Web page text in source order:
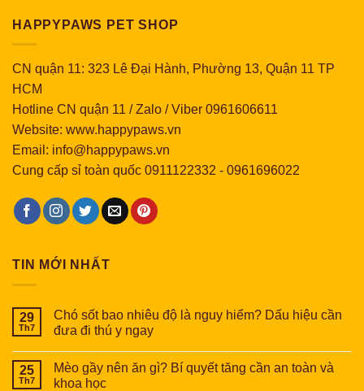
HAPPYPAWS PET SHOP
CN quận 11: 323 Lê Đại Hành, Phường 13, Quận 11 TP
HCM
Hotline CN quận 11 / Zalo / Viber 0961606611
Website: www.happypaws.vn
Email: info@happypaws.vn
Cung cấp sỉ toàn quốc 0911122332 - 0961696022
TIN MỚI NHẤT
29
Th7
Chó sốt bao nhiêu độ là nguy hiểm? Dấu hiệu cần
đưa đi thú y ngay
25
Th7
Mèo gầy nên ăn gì? Bí quyết tăng cần an toàn và
khoa học